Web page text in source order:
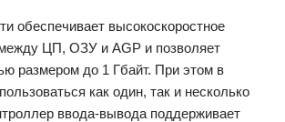
обеспечивает высокоскоростное
ЦП, ОЗУ и AGP и позволяет
разме­ром до 1 Гбайт. При этом в
как один, так и несколько
ввода-вывода поддержи­вает